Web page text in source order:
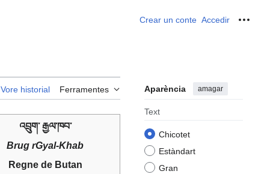
Crear un conte Accedir
Vore historial Ferramentes Aparència amagar
Text
Chicotet
Estàndart
Gran
འབྲུག་ རྒྱལ་ཁབ་
Brug rGyal-Khab
Regne de Butan